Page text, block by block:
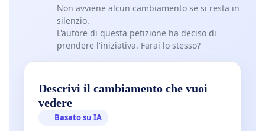
Non avviene alcun cambiamento se si resta in
silenzio.
L'autore di questa petizione ha deciso di
prendere l'iniziativa. Farai lo stesso?
Descrivi il cambiamento che vuoi
vedere
Basato su IA